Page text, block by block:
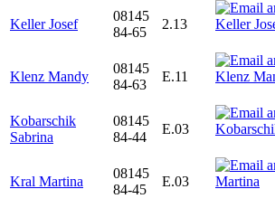
Keller Josef
08145
84-65
2.13
Klenz Mandy
08145
84-63
E.11
Kobarschik
Sabrina
08145
84-44
E.03
Kral Martina
08145
84-45
E.03